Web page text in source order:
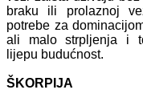
braku ili prolaznoj
potrebe za
ali malo strpljenja i
lijepu budućnost.
ŠKORPIJA